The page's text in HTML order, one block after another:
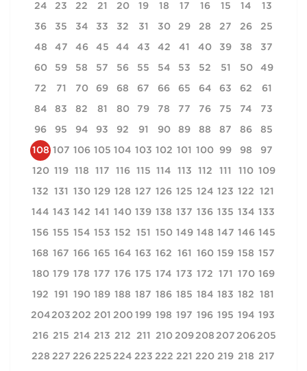
13
14
15
16
17
18
19
20
21
22
23
24
25
26
27
28
29
30
31
32
33
34
35
36
37
38
39
40
41
42
43
44
45
46
47
48
49
50
51
52
53
54
55
56
57
58
59
60
61
62
63
64
65
66
67
68
69
70
71
72
73
74
75
76
77
78
79
80
81
82
83
84
85
86
87
88
89
90
91
92
93
94
95
96
97
98
99
100
101
102
103
104
105
106
107
108
109
110
111
112
113
114
115
116
117
118
119
120
121
122
123
124
125
126
127
128
129
130
131
132
133
134
135
136
137
138
139
140
141
142
143
144
145
146
147
148
149
150
151
152
153
154
155
156
157
158
159
160
161
162
163
164
165
166
167
168
169
170
171
172
173
174
175
176
177
178
179
180
181
182
183
184
185
186
187
188
189
190
191
192
193
194
195
196
197
198
199
200
201
202
203
204
205
206
207
208
209
210
211
212
213
214
215
216
217
218
219
220
221
222
223
224
225
226
227
228